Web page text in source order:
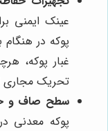
عینک ایمنی
پوکه در هنگام
غبار پوکه،
تحریک
سطح صاف و
پوکه معدنی